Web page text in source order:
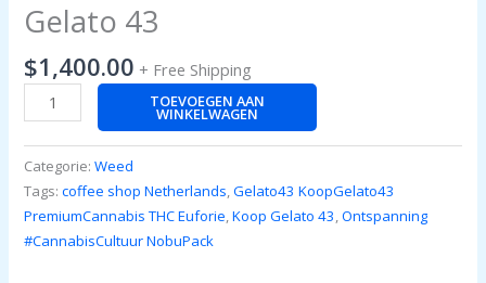
Gelato 43
$1,400.00 + Free Shipping
TOEVOEGEN AAN
WINKELWAGEN
Categorie:Weed
Tags:coffee shop Netherlands,Gelato43 KoopGelato43
PremiumCannabis THC Euforie,Koop Gelato 43,Ontspanning
#CannabisCultuur NobuPack